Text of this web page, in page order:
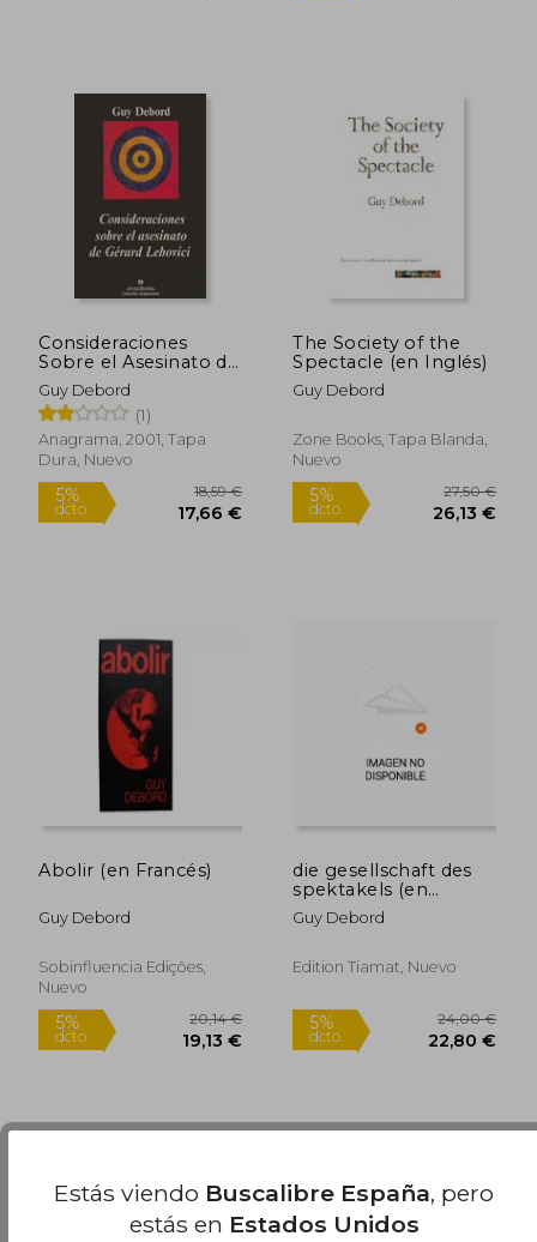
12,16 €
5%
dcto.
Consideraciones
Sobre el Asesinato de
Gerard Lebovici
Guy Debord
(1)
Anagrama, 2001, Tapa
Dura, Nuevo
The Society of the
Spectacle (en Inglés)
Guy Debord
Zone Books, Tapa Blanda,
Nuevo
Abolir (en Francés)
Guy Debord
Sobinfluencia Edições,
Nuevo
die gesellschaft des
spektakels (en
Alemán)
Guy Debord
Edition Tiamat, Nuevo
Estás viendo Buscalibre España, pero
estás en Estados Unidos